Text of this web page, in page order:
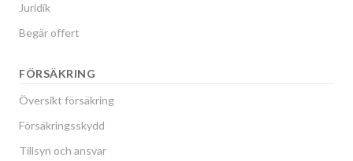
Juridik
Begär offert
FÖRSÄKRING
Översikt försäkring
Försäkringsskydd
Tillsyn och ansvar